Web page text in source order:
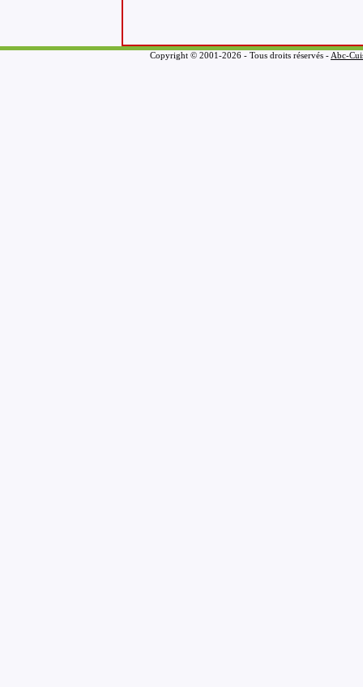
Copyright © 2001-2026 - Tous droits réservés - Abc-